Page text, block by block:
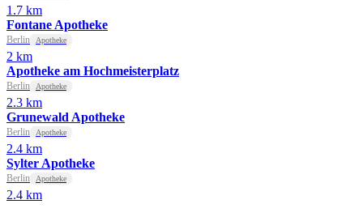
1.7 km
Fontane Apotheke
Berlin Apotheke
2 km
Apotheke am Hochmeisterplatz
Berlin Apotheke
2.3 km
Grunewald Apotheke
Berlin Apotheke
2.4 km
Sylter Apotheke
Berlin Apotheke
2.4 km